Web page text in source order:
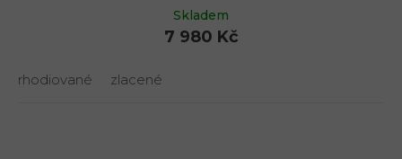
Skladem
7 980 Kč
rhodiované zlacené